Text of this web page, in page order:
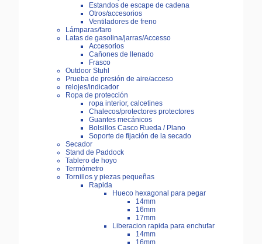
Estandos de escape de cadena
Otros/accesorios
Ventiladores de freno
Lámparas/faro
Latas de gasolina/jarras/Accesso
Accesorios
Cañones de llenado
Frasco
Outdoor Stuhl
Prueba de presión de aire/acceso
relojes/indicador
Ropa de protección
ropa interior, calcetines
Chalecos/protectores protectores
Guantes mecánicos
Bolsillos Casco Rueda / Plano
Soporte de fijación de la secado
Secador
Stand de Paddock
Tablero de hoyo
Termómetro
Tornillos y piezas pequeñas
Rapida
Hueco hexagonal para pegar
14mm
16mm
17mm
Liberacion rapida para enchufar
14mm
16mm